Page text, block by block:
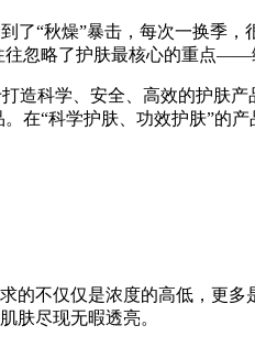
“秋燥”暴击，每次一换季，
忽略了护肤最核心的重点——
科学、安全、高效的护肤产
在“科学护肤、功效护肤”的
不仅仅是浓度的高低，更多
肤尽现无暇透亮。